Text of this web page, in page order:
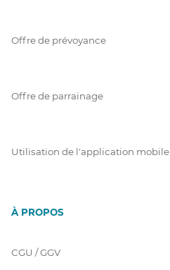
Offre de prévoyance
Offre de parrainage
Utilisation de l'application mobile
À PROPOS
CGU / GGV